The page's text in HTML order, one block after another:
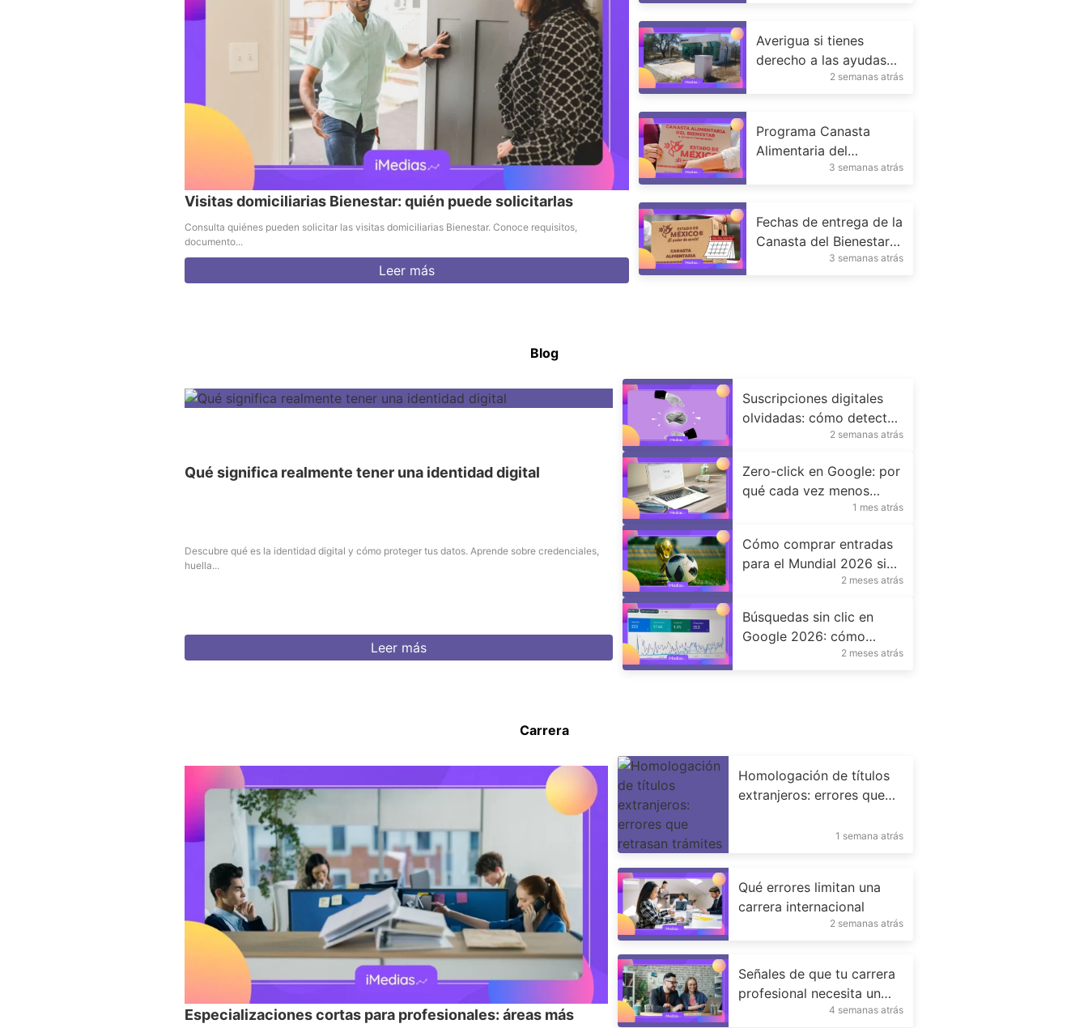
Visitas domiciliarias Bienestar: quién puede solicitarlas
Consulta quiénes pueden solicitar las visitas domiciliarias Bienestar. Conoce requisitos,
documento...
Leer más
Averigua si tienes
derecho a las ayudas
de Bienestar de México
2 semanas atrás
Programa Canasta
Alimentaria del
Bienestar: requisitos y
3 semanas atrás
Fechas de entrega de la
Canasta del Bienestar
3 semanas atrás
Blog
Qué significa realmente tener una identidad digital
Descubre qué es la identidad digital y cómo proteger tus datos. Aprende sobre credenciales,
huella...
Leer más
Suscripciones digitales
olvidadas: cómo detectar
cobros ocultos2 semanas atrás
Zero-click en Google: por
qué cada vez menos
usuarios hacen clic1 mes atrás
Cómo comprar entradas
para el Mundial 2026 sin
2 meses atrás
Búsquedas sin clic en
Google 2026: cómo
cambia el consumo2 meses atrás
Carrera
Especializaciones cortas para profesionales: áreas más
Homologación de títulos
extranjeros: errores que
1 semana atrás
Qué errores limitan una
carrera internacional
2 semanas atrás
Señales de que tu carrera
profesional necesita un
4 semanas atrás